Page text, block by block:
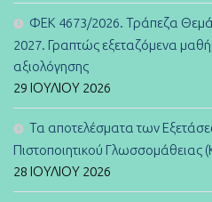
ΦΕΚ 4673/2026. Τράπεζα
2027. Γραπτώς εξεταζόμενα
αξιολόγησης
29 ΙΟΥΛΊΟΥ 2026
Τα αποτελέσματα των
Πιστοποιητικού Γλωσσομάθειας
28 ΙΟΥΛΊΟΥ 2026